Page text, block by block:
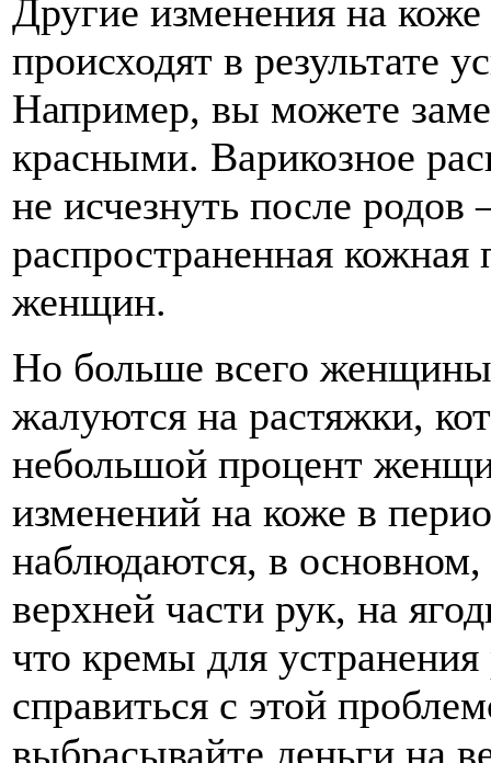
Другие изменения на
происходят в результате
Например, вы можете
красными. Варикозное
не исчезнуть после родов
распространенная
женщин.
Но больше всего
жалуются на растяжки,
небольшой процент
изменений на коже в
наблюдаются, в
верхней части рук, на
что кремы для
справиться с этой
выбрасывайте деньги на